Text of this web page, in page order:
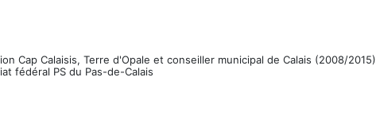
Cap Calaisis, Terre d'Opale et conseiller municipal de Calais (2008/2015)
fédéral PS du Pas-de-Calais